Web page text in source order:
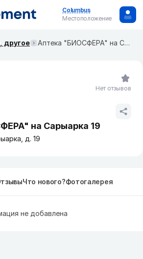
Columbus
Местоположение
другое Аптека "БИОСФЕРА" на Сарыарка 19
на Сарыарка 19
д. 19
Нет отзывов
Что нового?Фотогалерея
не добавлена